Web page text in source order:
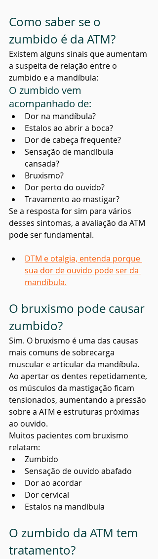
Como saber se o
zumbido é da ATM?
Existem alguns sinais que aumentam
a suspeita de relação entre o
zumbido e a mandíbula:
O zumbido vem
acompanhado de:
Dor na mandíbula?
Estalos ao abrir a boca?
Dor de cabeça frequente?
Sensação de mandíbula
cansada?
Bruxismo?
Dor perto do ouvido?
Travamento ao mastigar?
Se a resposta for sim para vários
desses sintomas, a avaliação da ATM
pode ser fundamental.
DTM e otalgia, entenda porque
sua dor de ouvido pode ser da
mandíbula.
O bruxismo pode causar
zumbido?
Sim. O bruxismo é uma das causas
mais comuns de sobrecarga
muscular e articular da mandíbula.
Ao apertar os dentes repetidamente,
os músculos da mastigação ficam
tensionados, aumentando a pressão
sobre a ATM e estruturas próximas
ao ouvido.
Muitos pacientes com bruxismo
relatam:
Zumbido
Sensação de ouvido abafado
Dor ao acordar
Dor cervical
Estalos na mandíbula
O zumbido da ATM tem
tratamento?